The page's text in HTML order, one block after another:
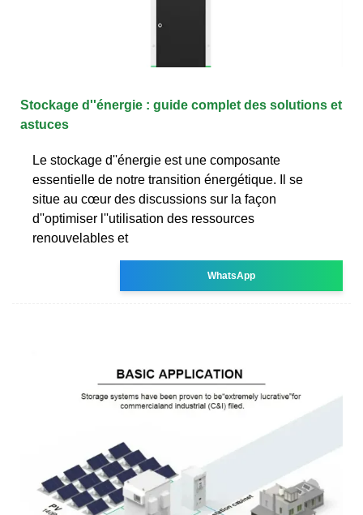
Stockage d''énergie : guide complet des solutions et
astuces
Le stockage d''énergie est une composante
essentielle de notre transition énergétique. Il se
situe au cœur des discussions sur la façon
d''optimiser l''utilisation des ressources
renouvelables et
WhatsApp